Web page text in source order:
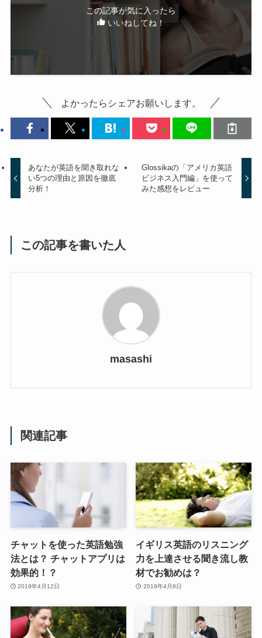
この記事が気に入ったら
いいねしてね！
よかったらシェアお願いします。
あなたが英語を聞き取れな
い5つの理由と原因を徹底
分析！
Glossikaの「アメリカ英語
ビジネス入門編」を使って
みた感想をレビュー
この記事を書いた人
masashi
関連記事
チャットを使った英語勉強
法とは？ チャットアプリは
効果的！？
2019年4月12日
イギリス英語のリスニング
力を上達させる聞き流し教
材でお勧めは？
2019年4月8日